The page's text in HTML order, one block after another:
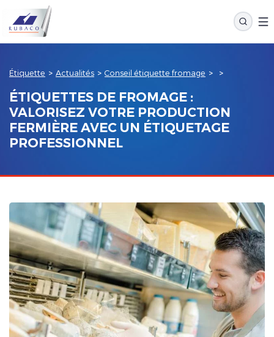
Étiquette > Actualités > Conseil étiquette fromage > >
ÉTIQUETTES DE FROMAGE :
VALORISEZ VOTRE PRODUCTION
FERMIÈRE AVEC UN ÉTIQUETAGE
PROFESSIONNEL